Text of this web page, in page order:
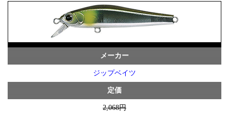
メーカー
ジップベイツ
定価
2,068円